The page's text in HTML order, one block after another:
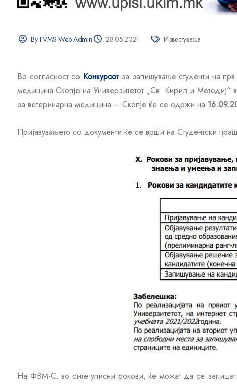
By FVMS Web Admin 28.05.2021 Известувања
Во согласност со Конкурсот за запишување студенти на
медицина-Скопје на Универзитетот „Св. Кирил и Методиј“
за ветеринарна медицина – Скопје ќе се одржи на
Пријавувањето со документи ќе се врши на Студентски
На ФВМ-С, во сите уписни рокови, ќе можат да се запишат